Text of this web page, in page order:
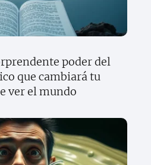
poder del
que cambiará tu
ver el mundo